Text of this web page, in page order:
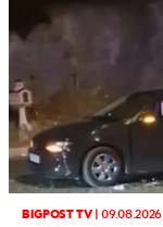
BIGPOST TV|